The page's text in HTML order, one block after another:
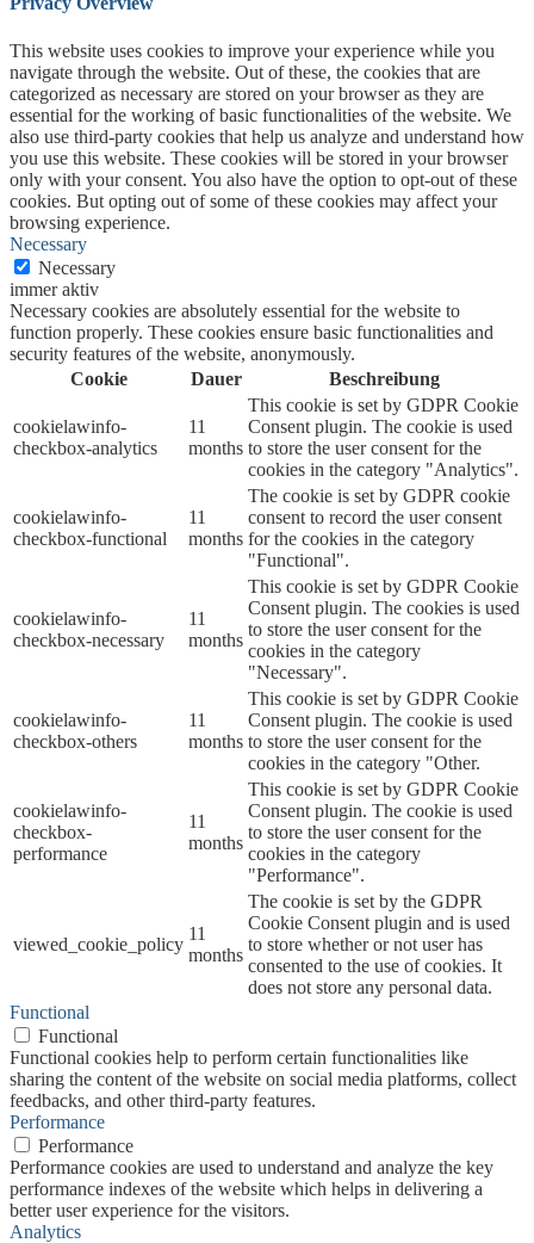
This website uses cookies to improve your experience while you
navigate through the website. Out of these, the cookies that are
categorized as necessary are stored on your browser as they are
essential for the working of basic functionalities of the website. We
also use third-party cookies that help us analyze and understand how
you use this website. These cookies will be stored in your browser
only with your consent. You also have the option to opt-out of these
cookies. But opting out of some of these cookies may affect your
browsing experience.
Necessary
Necessary
immer aktiv
Necessary cookies are absolutely essential for the website to
function properly. These cookies ensure basic functionalities and
security features of the website, anonymously.
Cookie
Dauer Beschreibung
cookielawinfo-
checkbox-analytics
11
months
This cookie is set by GDPR Cookie
Consent plugin. The cookie is used
to store the user consent for the
cookies in the category "Analytics".
cookielawinfo-
checkbox-functional
11
months
The cookie is set by GDPR cookie
consent to record the user consent
for the cookies in the category
"Functional".
cookielawinfo-
checkbox-necessary
11
months
This cookie is set by GDPR Cookie
Consent plugin. The cookies is used
to store the user consent for the
cookies in the category
"Necessary".
cookielawinfo-
checkbox-others
11
months
This cookie is set by GDPR Cookie
Consent plugin. The cookie is used
to store the user consent for the
cookies in the category "Other.
cookielawinfo-
checkbox-
performance
11
months
This cookie is set by GDPR Cookie
Consent plugin. The cookie is used
to store the user consent for the
cookies in the category
"Performance".
viewed_cookie_policy
11
months
The cookie is set by the GDPR
Cookie Consent plugin and is used
to store whether or not user has
consented to the use of cookies. It
does not store any personal data.
Functional
Functional
Functional cookies help to perform certain functionalities like
sharing the content of the website on social media platforms, collect
feedbacks, and other third-party features.
Performance
Performance
Performance cookies are used to understand and analyze the key
performance indexes of the website which helps in delivering a
better user experience for the visitors.
Analytics